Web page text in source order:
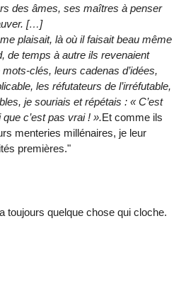
des âmes, ses maîtres à penser
[…]
plaisait, là où il faisait beau même
de temps à autre ils revenaient
clés, leurs cadenas d’idées,
les réfutateurs de l’irréfutable,
je souriais et répétais : « C’est
c’est pas vrai ! ».Et comme ils
menteries millénaires, je leur
premières."
toujours quelque chose qui cloche.